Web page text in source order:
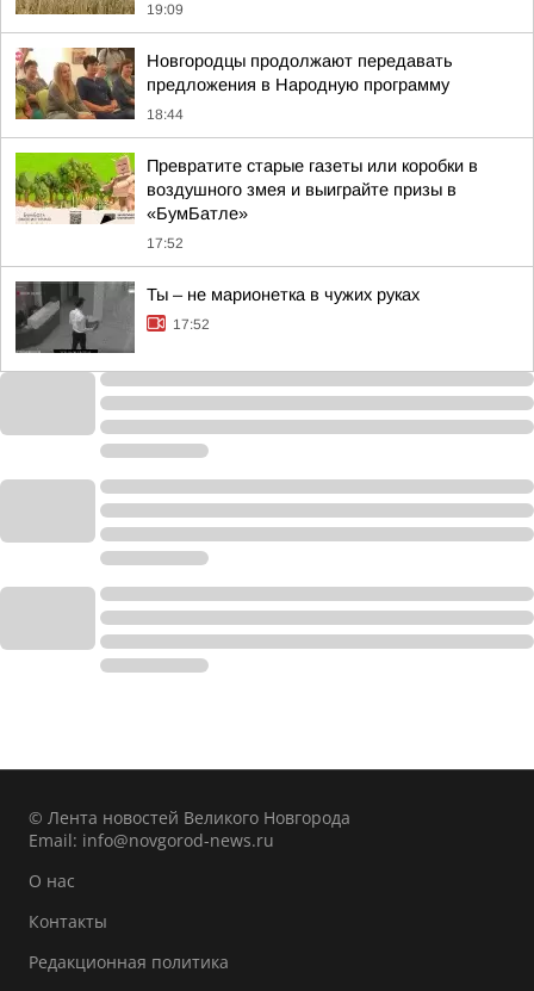
19:09
Новгородцы продолжают передавать
предложения в Народную программу
18:44
Превратите старые газеты или коробки в
воздушного змея и выиграйте призы в
«БумБатле»
17:52
Ты – не марионетка в чужих руках
17:52
© Лента новостей Великого Новгорода
Email: info@novgorod-news.ru
О нас
Контакты
Редакционная политика